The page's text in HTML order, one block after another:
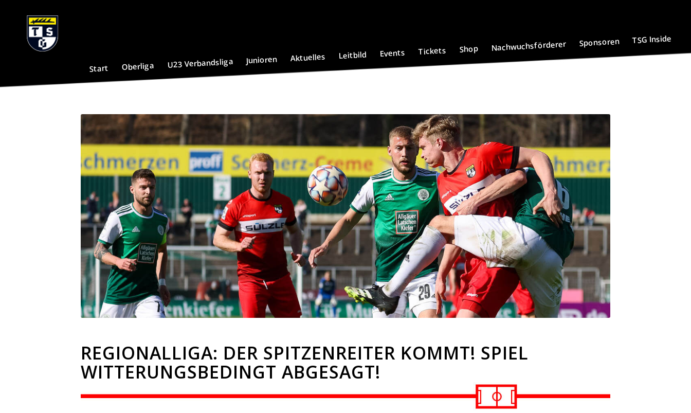
Start Oberliga U23 Verbandsliga Junioren Aktuelles Leitbild Events Tickets Shop Nachwuchsförderer Sponsoren TSG Inside
REGIONALLIGA: DER SPITZENREITER KOMMT! SPIEL
WITTERUNGSBEDINGT ABGESAGT!